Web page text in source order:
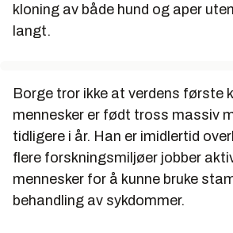
kloning av både hund og aper
langt.
Borge tror ikke at verdens første
mennesker er født tross massiv
tidligere i år. Han er imidlertid
flere forskningsmiljøer jobber
mennesker for å kunne bruke
behandling av sykdommer.